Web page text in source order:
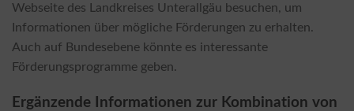
Webseite des Landkreises Unterallgäu besuchen, um
Informationen über mögliche Förderungen zu erhalten.
Auch auf Bundesebene könnte es interessante
Förderungsprogramme geben.
Ergänzende Informationen zur Kombination von